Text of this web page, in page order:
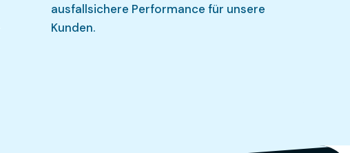
ausfallsichere Performance für unsere
Kunden.